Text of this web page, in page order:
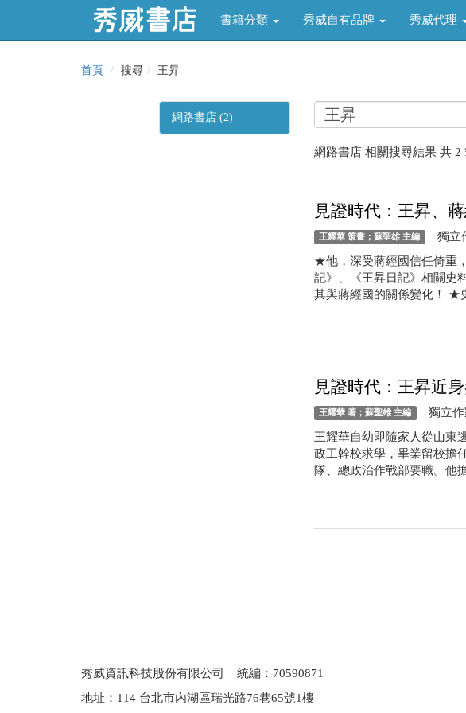
書籍分類 秀威自有品牌 秀威代理
首頁 搜尋 王昇
網路書店 (2)
網路書店 相關搜尋結果 共 2
見證時代：王昇、
王耀華 策畫；蘇聖雄 主編 獨立
★他，深受蔣經國信任倚重
記》、《王昇日記》相關史
其與蔣經國的關係變化！ ★
見證時代：王昇近
王耀華 著；蘇聖雄 主編 獨立作
王耀華自幼即隨家人從山東
政工幹校求學，畢業留校擔
隊、總政治作戰部要職。他
秀威資訊科技股份有限公司 統編：70590871
地址：114 台北市內湖區瑞光路76巷65號1樓